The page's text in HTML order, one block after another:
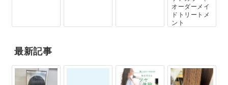
オーダーメイ
ドトリートメ
ント
最新記事